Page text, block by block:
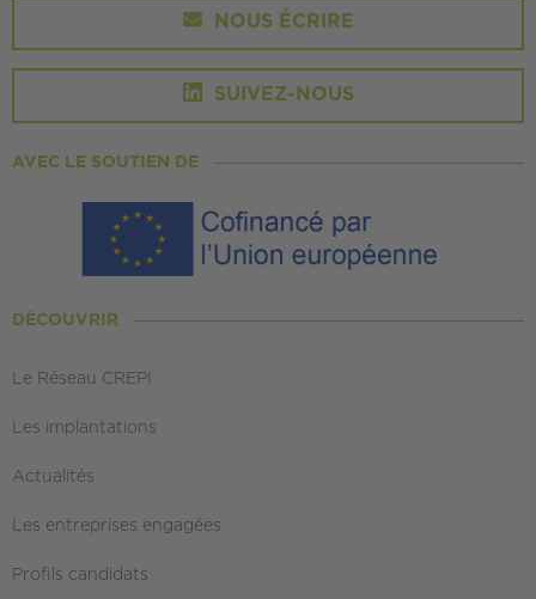
NOUS ÉCRIRE
SUIVEZ-NOUS
AVEC LE SOUTIEN DE
DÉCOUVRIR
Le Réseau CREPI
Les implantations
Actualités
Les entreprises engagées
Profils candidats